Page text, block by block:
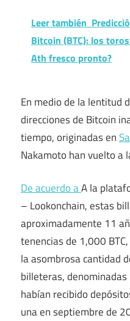
Leer también
Bitcoin (BTC): los
Ath fresco pronto?
En medio de la lentitud
direcciones de Bitcoin
tiempo, originadas en
Nakamoto han vuelto a
De acuerdo aA la
– Lookonchain, estas
aproximadamente 11
tenencias de 1,000
la asombrosa cantidad
billeteras, denominadas
habían recibido
una en septiembre de